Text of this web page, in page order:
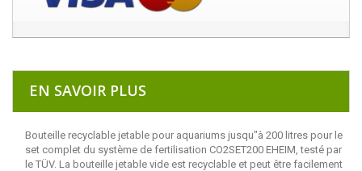
EN SAVOIR PLUS
Bouteille recyclable jetable pour aquariums jusqu"à 200 litres pour le
set complet du système de fertilisation CO2SET200 EHEIM, testé par
le TÜV. La bouteille jetable vide est recyclable et peut être facilement